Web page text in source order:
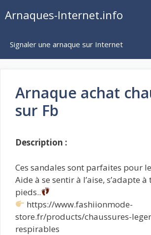
auArnaques-Internet.info
Signaler une arnaque sur Internet
Arnaque achat
sur Fb
Description :
Ces sandales sont parfaites pour
Aide à se sentir à l’aise, s’adapte à
pieds..
https://www.fashiionmode-
store.fr/products/chaussures-
respirables